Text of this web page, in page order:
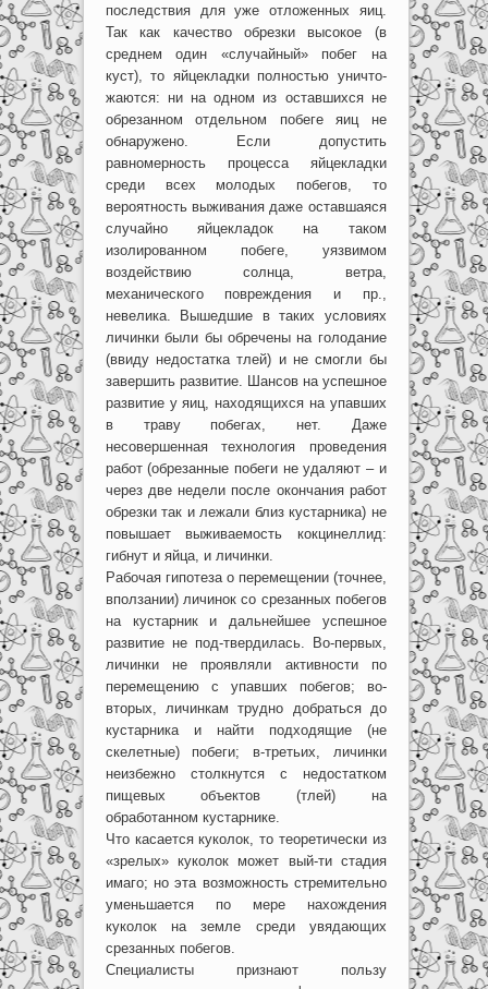
последствия для уже отложенных яиц.
Так как качество обрезки высокое (в
среднем один «случайный» побег на
куст), то яйцекладки полностью уничто-
жаются: ни на одном из оставшихся не
обрезанном отдельном побеге яиц не
обнаружено. Если допустить
равномерность процесса яйцекладки
среди всех молодых побегов, то
вероятность выживания даже оставшаяся
случайно яйцекладок на таком
изолированном побеге, уязвимом
воздействию солнца, ветра,
механического повреждения и пр.,
невелика. Вышедшие в таких условиях
личинки были бы обречены на голодание
(ввиду недостатка тлей) и не смогли бы
завершить развитие. Шансов на успешное
развитие у яиц, находящихся на упавших
в траву побегах, нет. Даже
несовершенная технология проведения
работ (обрезанные побеги не удаляют – и
через две недели после окончания работ
обрезки так и лежали близ кустарника) не
повышает выживаемость кокцинеллид:
гибнут и яйца, и личинки.
Рабочая гипотеза о перемещении (точнее,
вползании) личинок со срезанных побегов
на кустарник и дальнейшее успешное
развитие не под-твердилась. Во-первых,
личинки не проявляли активности по
перемещению с упавших побегов; во-
вторых, личинкам трудно добраться до
кустарника и найти подходящие (не
скелетные) побеги; в-третьих, личинки
неизбежно столкнутся с недостатком
пищевых объектов (тлей) на
обработанном кустарнике.
Что касается куколок, то теоретически из
«зрелых» куколок может вый-ти стадия
имаго; но эта возможность стремительно
уменьшается по мере нахождения
куколок на земле среди увядающих
срезанных побегов.
Специалисты признают пользу